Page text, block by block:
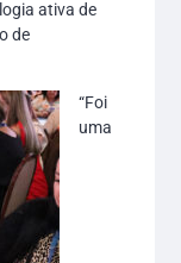
ativa de
de
“Foi
uma